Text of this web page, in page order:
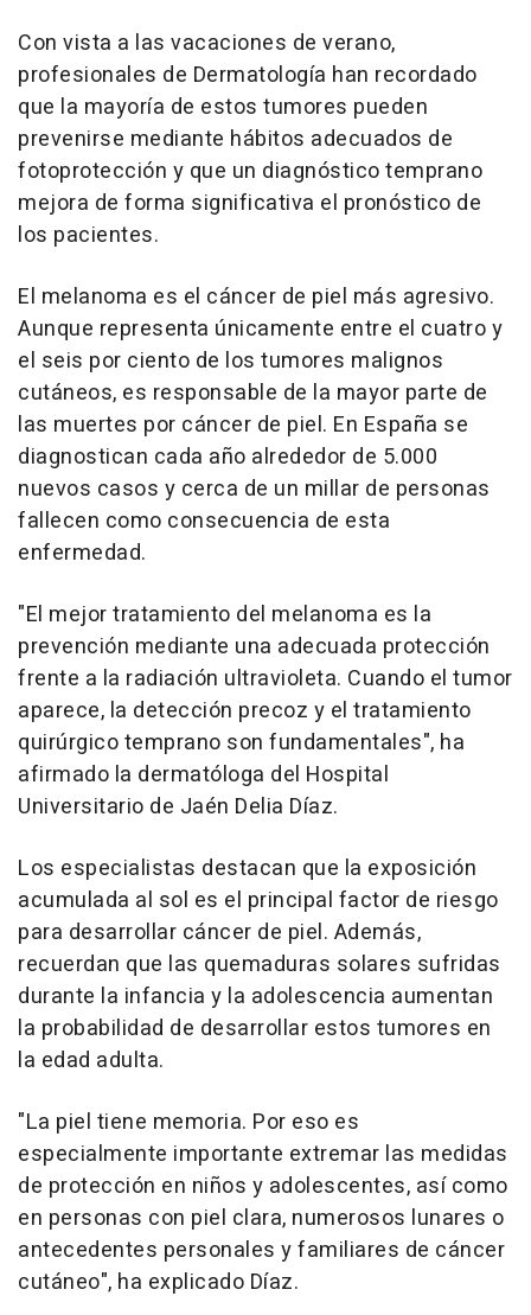
Con vista a las vacaciones de verano,
profesionales de Dermatología han recordado
que la mayoría de estos tumores pueden
prevenirse mediante hábitos adecuados de
fotoprotección y que un diagnóstico temprano
mejora de forma significativa el pronóstico de
los pacientes.
El melanoma es el cáncer de piel más agresivo.
Aunque representa únicamente entre el cuatro y
el seis por ciento de los tumores malignos
cutáneos, es responsable de la mayor parte de
las muertes por cáncer de piel. En España se
diagnostican cada año alrededor de 5.000
nuevos casos y cerca de un millar de personas
fallecen como consecuencia de esta
enfermedad.
"El mejor tratamiento del melanoma es la
prevención mediante una adecuada protección
frente a la radiación ultravioleta. Cuando el tumor
aparece, la detección precoz y el tratamiento
quirúrgico temprano son fundamentales", ha
afirmado la dermatóloga del Hospital
Universitario de Jaén Delia Díaz.
Los especialistas destacan que la exposición
acumulada al sol es el principal factor de riesgo
para desarrollar cáncer de piel. Además,
recuerdan que las quemaduras solares sufridas
durante la infancia y la adolescencia aumentan
la probabilidad de desarrollar estos tumores en
la edad adulta.
"La piel tiene memoria. Por eso es
especialmente importante extremar las medidas
de protección en niños y adolescentes, así como
en personas con piel clara, numerosos lunares o
antecedentes personales y familiares de cáncer
cutáneo", ha explicado Díaz.